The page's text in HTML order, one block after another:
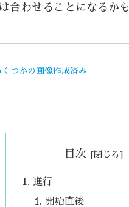
合わせることになるかも
つ かの画像作成済み
目次
進行
開始直後